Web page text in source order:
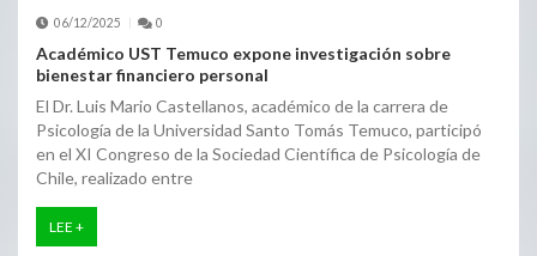
06/12/2025 0
Académico UST Temuco expone investigación sobre
bienestar financiero personal
El Dr. Luis Mario Castellanos, académico de la carrera de
Psicología de la Universidad Santo Tomás Temuco, participó
en el XI Congreso de la Sociedad Científica de Psicología de
Chile, realizado entre
LEE +